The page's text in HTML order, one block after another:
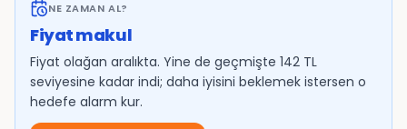
NE ZAMAN AL?
Fiyat makul
Fiyat olağan aralıkta. Yine de geçmişte 142 TL
seviyesine kadar indi; daha iyisini beklemek istersen o
hedefe alarm kur.